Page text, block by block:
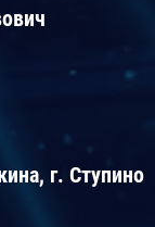
г. Ступино